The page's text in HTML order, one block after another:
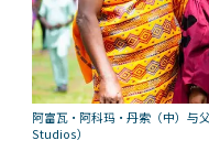
阿富瓦・阿科玛・丹索（中）与
Studios）